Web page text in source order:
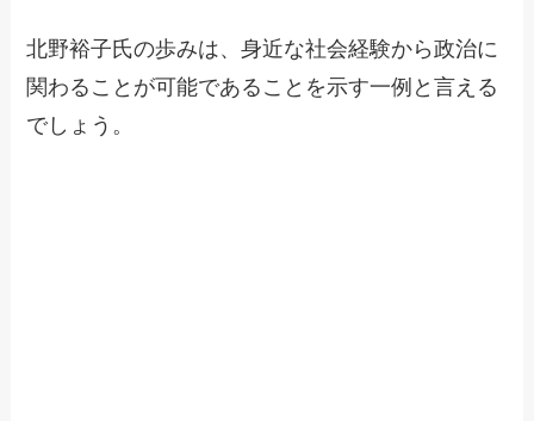
北野裕子氏の歩みは、身近な社会経験から政治に
関わることが可能であることを示す一例と言える
でしょう。